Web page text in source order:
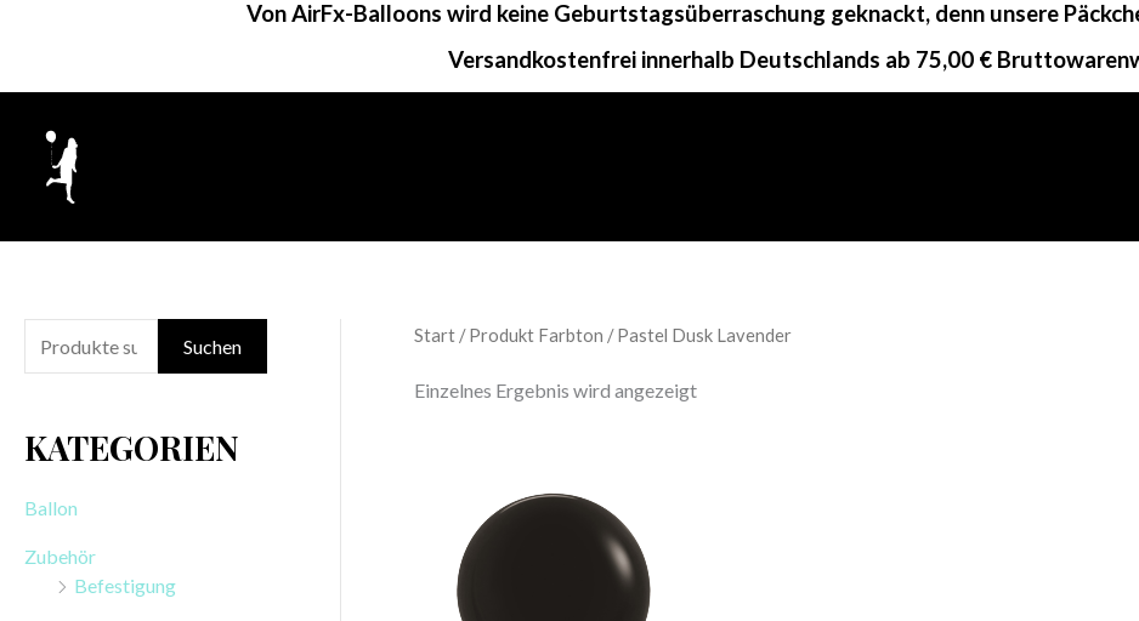
springen
Von AirFx-Balloons wird keine Geburtstagsüberraschung geknackt, denn unsere
Versandkostenfrei innerhalb Deutschlands ab 75,00 €
u
h
n
Suchen
KATEGORIEN
Ballon
Zubehör
Befestigung
Start/ Produkt Farbton / Pastel Dusk Lavender
Einzelnes Ergebnis wird angezeigt